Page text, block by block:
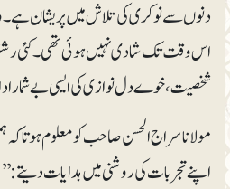
دنوں سے نوکری کی تلاش میں پریشان
اس وقت تک شادی نہیں ہوئی تھی۔ کئی
شخصیت، خوے دل نوازی کی ایسی بے شمار
مولانا سراج الحسن صاحب کو معلوم
اپنے تجربات کی روشنی میں ہدایات دیتے: